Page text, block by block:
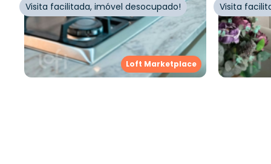
Loft Marketplace
Visita facilitada, imóvel desocupado!
Whatsapp
Cód.827618
Visita
Cód.726107